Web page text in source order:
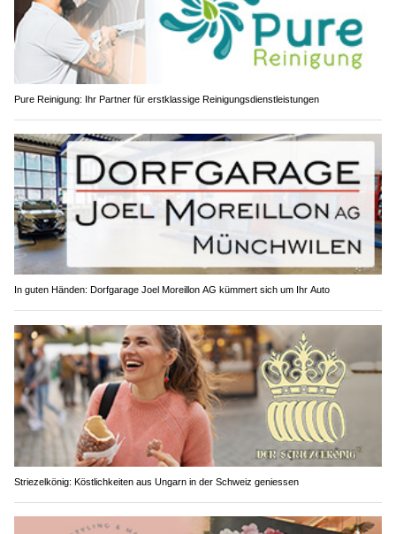
Pure Reinigung: Ihr Partner für erstklassige Reinigungsdienstleistungen
In guten Händen: Dorfgarage Joel Moreillon AG kümmert sich um Ihr Auto
Striezelkönig: Köstlichkeiten aus Ungarn in der Schweiz geniessen